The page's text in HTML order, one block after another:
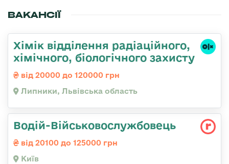
ВАКАНСІЇ
Хімік відділення радіаційного,
хімічного, біологічного захисту
від 20000 до 120000 грн
Липники, Львівська область
Водій-Військовослужбовець
від 20100 до 125000 грн
Київ